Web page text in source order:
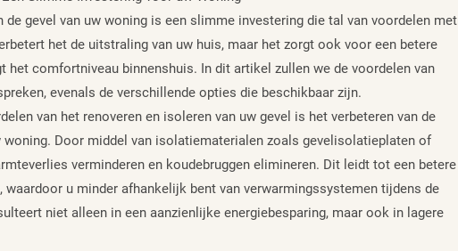
de gevel van uw woning is een slimme investering die tal van voordelen met
het de uitstraling van uw huis, maar het zorgt ook voor een betere
het comfortniveau binnenshuis. In dit artikel zullen we de voordelen van
evenals de verschillende opties die beschikbaar zijn.
van het renoveren en isoleren van uw gevel is het verbeteren van de
Door middel van isolatiematerialen zoals gevelisolatieplaten of
verminderen en koudebruggen elimineren. Dit leidt tot een betere
waardoor u minder afhankelijk bent van verwarmingssystemen tijdens de
niet alleen in een aanzienlijke energiebesparing, maar ook in lagere